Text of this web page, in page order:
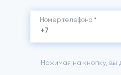
Номер телефона *
Нажимая на кнопку,